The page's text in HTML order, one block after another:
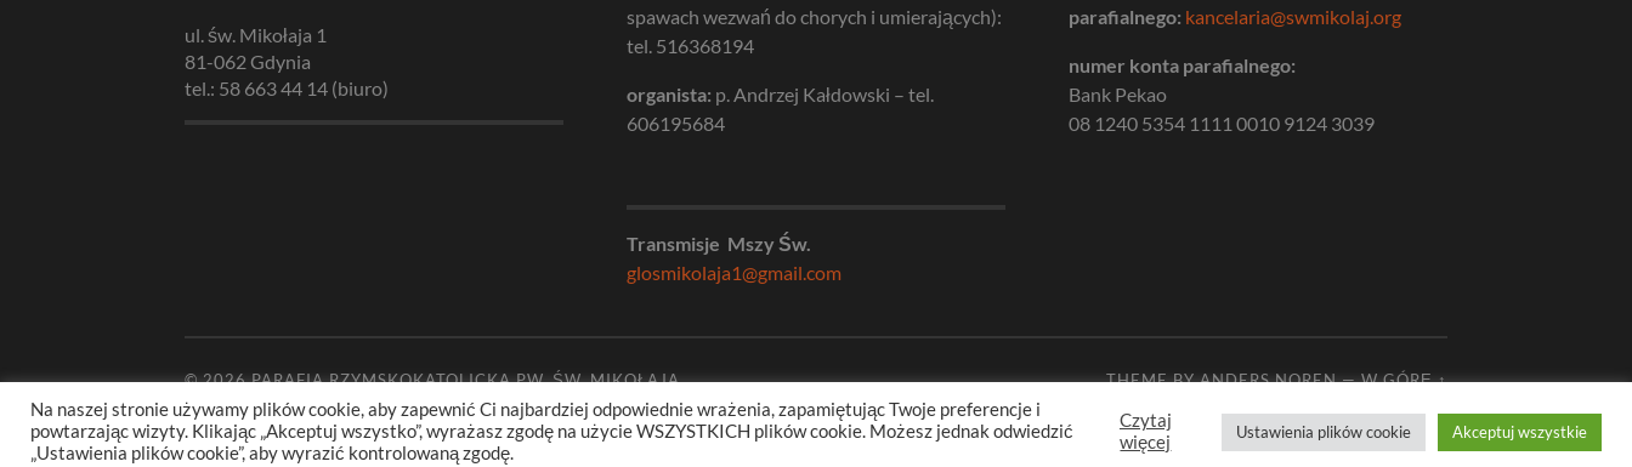
ul. św. Mikołaja 1
81-062 Gdynia
tel.: 58 663 44 14 (biuro)
spawach wezwań do chorych i umierających):
tel. 516368194
organista: p. Andrzej Kałdowski – tel.
606195684
Transmisje Mszy Św.
glosmikolaja1@gmail.com
parafialnego: kancelaria@swmikolaj.org
numer konta parafialnego:
Bank Pekao
08 1240 5354 1111 0010 9124 3039
© 2026PARAFIA RZYMSKOKATOLICKA PW. ŚW. MIKOŁAJA THEME BYANDERS NOREN—W GÓRĘ ↑
Na naszej stronie używamy plików cookie, aby zapewnić Ci najbardziej odpowiednie wrażenia, zapamiętując Twoje preferencje i
powtarzając wizyty. Klikając „Akceptuj wszystko”, wyrażasz zgodę na użycie WSZYSTKICH plików cookie. Możesz jednak odwiedzić
„Ustawienia plików cookie”, aby wyrazić kontrolowaną zgodę.
Czytaj
więcej
Ustawienia plików cookie Akceptuj wszystkie